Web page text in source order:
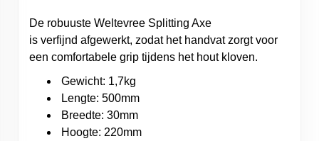
De robuuste Weltevree Splitting Axe
is verfijnd afgewerkt, zodat het handvat zorgt voor
een comfortabele grip tijdens het hout kloven.
Gewicht: 1,7kg
Lengte: 500mm
Breedte: 30mm
Hoogte: 220mm